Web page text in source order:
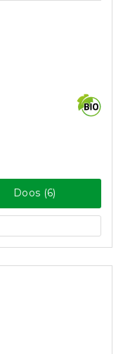
Doos (6)